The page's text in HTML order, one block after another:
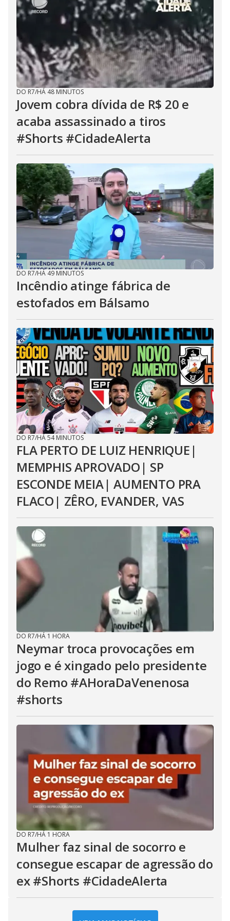
DO R7/HÁ 48 MINUTOS
Jovem cobra dívida de R$ 20 e
acaba assassinado a tiros
#Shorts #CidadeAlerta
DO R7/HÁ 49 MINUTOS
Incêndio atinge fábrica de
estofados em Bálsamo
DO R7/HÁ 54 MINUTOS
FLA PERTO DE LUIZ HENRIQUE|
MEMPHIS APROVADO| SP
ESCONDE MEIA| AUMENTO PRA
FLACO| ZÊRO, EVANDER, VAS
DO R7/HÁ 1 HORA
Neymar troca provocações em
jogo e é xingado pelo presidente
do Remo #AHoraDaVenenosa
#shorts
DO R7/HÁ 1 HORA
Mulher faz sinal de socorro e
consegue escapar de agressão do
ex #Shorts #CidadeAlerta